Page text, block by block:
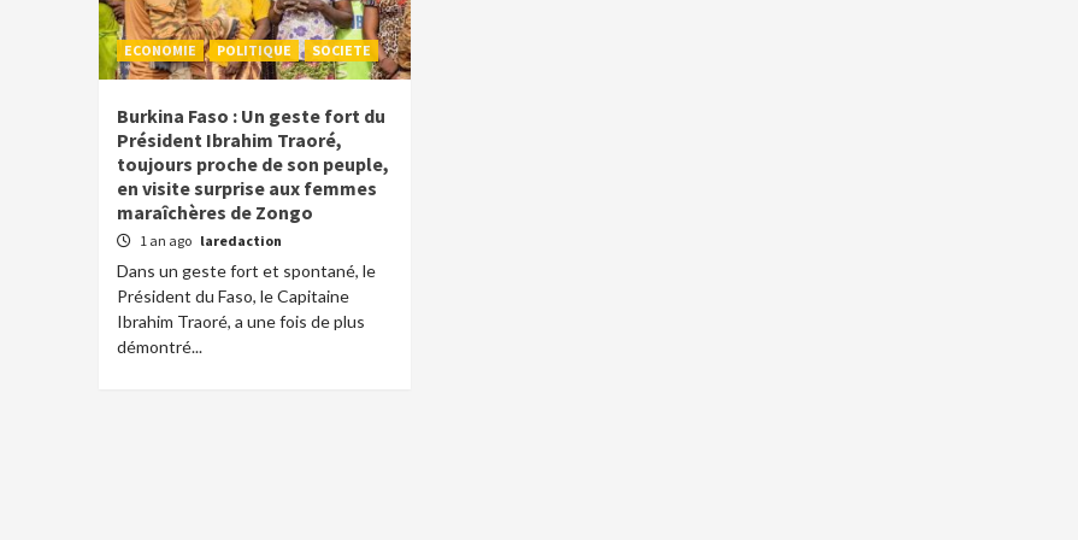
ECONOMIE POLITIQUE SOCIETE
Burkina Faso : Un geste fort du
Président Ibrahim Traoré,
toujours proche de son peuple,
en visite surprise aux femmes
maraîchères de Zongo
1 an ago laredaction
Dans un geste fort et spontané, le
Président du Faso, le Capitaine
Ibrahim Traoré, a une fois de plus
démontré...